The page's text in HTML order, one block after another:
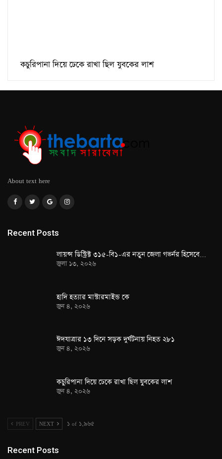
কচুরিপানা দিয়ে ঢেকে রাখা ছিল যুবকের লাশ
About text here
Recent Posts
লায়ন্স ডিস্ট্রিক্ট ৩১৫-বি১-এর নতুন জেলা গভর্নর হিসেবে…
জুলা ১৩, ২০২৬
হাদি হত্যার মাস্টারমাইন্ড কে
জুন ৪, ২০২৬
ঈদযাত্রার ১৩ দিনে সড়ক দুর্ঘটনায় নিহত ২৮১
জুন ৪, ২০২৬
কচুরিপানা দিয়ে ঢেকে রাখা ছিল যুবকের লাশ
জুন ৪, ২০২৬
PREV NEXT ১ of ১,৯৬৫
Recent Posts